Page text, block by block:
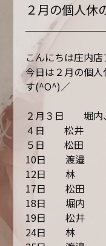
２月の個人休
こんにちは庄内
今日は２月の個
す(^O^)／
２月３日 堀内
４日 松井
５日 松田
10日 渡邉
12日 林
17日 松田
18日 堀内
19日 松井
24日 林